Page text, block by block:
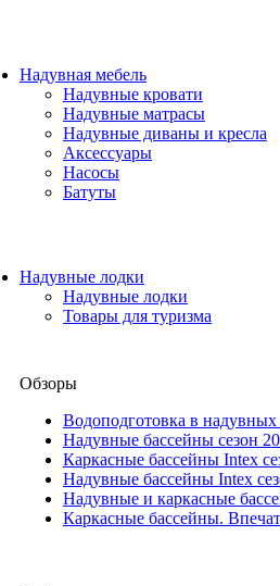
Надувная мебель
Надувные кровати
Надувные матрасы
Надувные диваны и кресла
Аксессуары
Насосы
Батуты
Надувные лодки
Надувные лодки
Товары для туризма
Обзоры
Водоподготовка в
Надувные бассейны сезон
Каркасные бассейны Intex
Надувные бассейны Intex
Надувные и каркасные
Каркасные бассейны.